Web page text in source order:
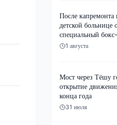
После капремонта
детской больнице
специальный
1 августа
Мост через Тёшу
открытие
конца года
31 июля